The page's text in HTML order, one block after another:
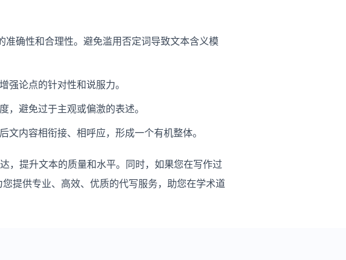
准确性和合理性。避免滥用否定词导致文本含义模
强论点的针对性和说服力。
，避免过于主观或偏激的表述。
内容相衔接、相呼应，形成一个有机整体。
，提升文本的质量和水平。同时，如果您在写作过
提供专业、高效、优质的代写服务，助您在学术道